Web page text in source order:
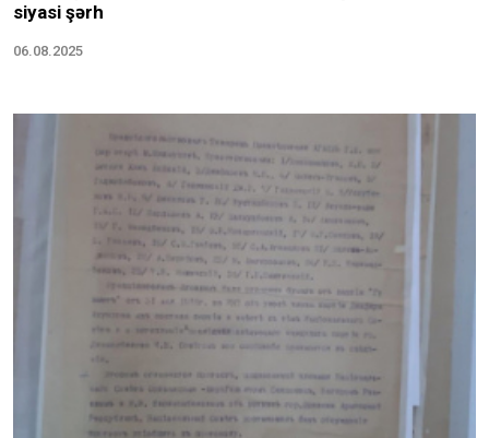
siyasi şərh
06.08.2025